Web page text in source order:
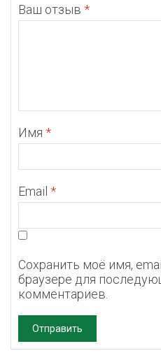
Ваш отзыв *
Имя *
Email *
Сохранить моё имя,
браузере для
комментариев.